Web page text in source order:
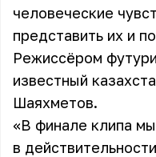
человеческие
представить их и
Режиссёром
известный
Шаяхметов.
«В финале клипа
в